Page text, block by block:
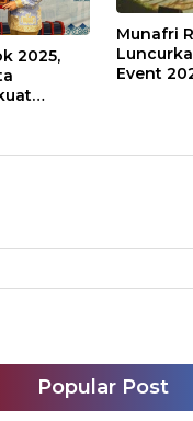
2025,
Munafri
Event
Popular Post